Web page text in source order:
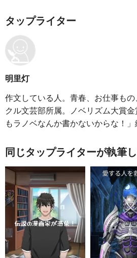
タップライター
明里灯
作文している人。青春、お仕事も
クル文芸部所属。ノベリズム大賞
もラノベなんか書かないからな！
同じタップライターが執筆